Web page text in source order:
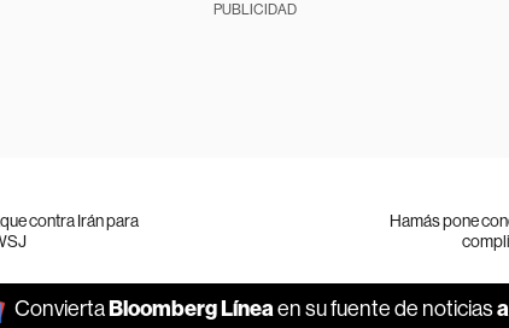
PUBLICIDAD
contra Irán para
Hamás pone
ConviertaBloomberg Líneaen su fuente de noticias